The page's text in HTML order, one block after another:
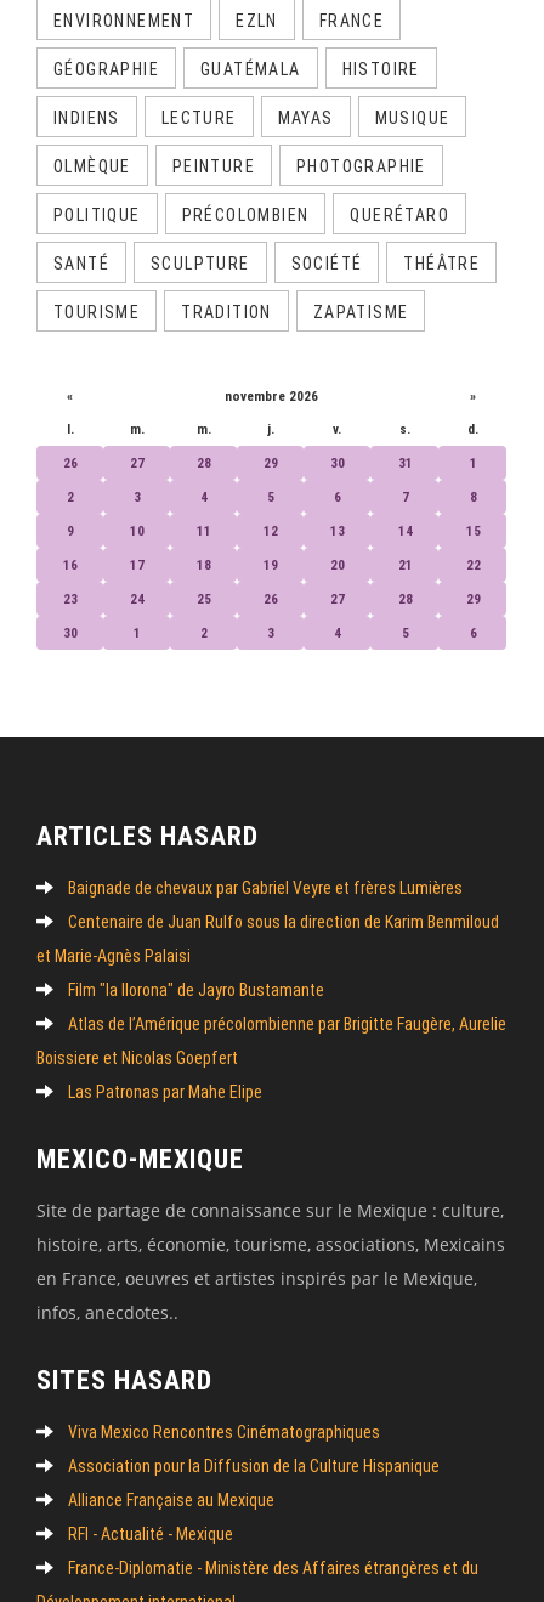
ENVIRONNEMENT EZLN FRANCE
GÉOGRAPHIE GUATÉMALA HISTOIRE
INDIENS LECTURE MAYAS MUSIQUE
OLMÈQUE PEINTURE PHOTOGRAPHIE
POLITIQUE PRÉCOLOMBIEN QUERÉTARO
SANTÉ SCULPTURE SOCIÉTÉ THÉÂTRE
TOURISME TRADITION ZAPATISME
« novembre 2026 »
l. m. m. j. v. s. d.
26 27 28 29 30 31 1
2 3 4 5 6 7 8
9 10 11 12 13 14 15
16 17 18 19 20 21 22
23 24 25 26 27 28 29
30 1 2 3 4 5 6
ARTICLES HASARD
Baignade de chevaux par Gabriel Veyre et frères Lumières
Centenaire de Juan Rulfo sous la direction de Karim Benmiloud
et Marie-Agnès Palaisi
Film "la llorona" de Jayro Bustamante
Atlas de l’Amérique précolombienne par Brigitte Faugère, Aurelie
Boissiere et Nicolas Goepfert
Las Patronas par Mahe Elipe
MEXICO-MEXIQUE
Site de partage de connaissance sur le Mexique : culture,
histoire, arts, économie, tourisme, associations, Mexicains
en France, oeuvres et artistes inspirés par le Mexique,
infos, anecdotes..
SITES HASARD
Viva Mexico Rencontres Cinématographiques
Association pour la Diffusion de la Culture Hispanique
Alliance Française au Mexique
RFI - Actualité - Mexique
France-Diplomatie - Ministère des Affaires étrangères et du